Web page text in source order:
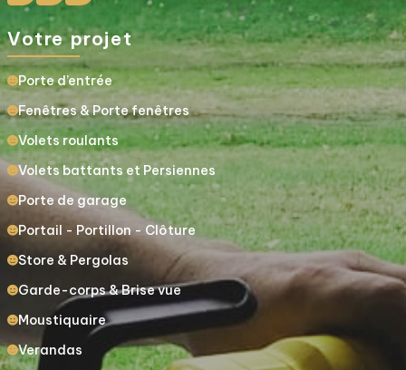
Votre projet
Porte d’entrée
Fenêtres & Porte fenêtres
Volets roulants
Volets battants et Persiennes
Porte de garage
Portail - Portillon - Clôture
Store & Pergolas
Garde-corps & Brise vue
Moustiquaire
Verandas